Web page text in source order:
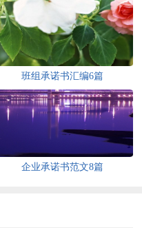
班组承诺书汇编6篇
企业承诺书范文8篇